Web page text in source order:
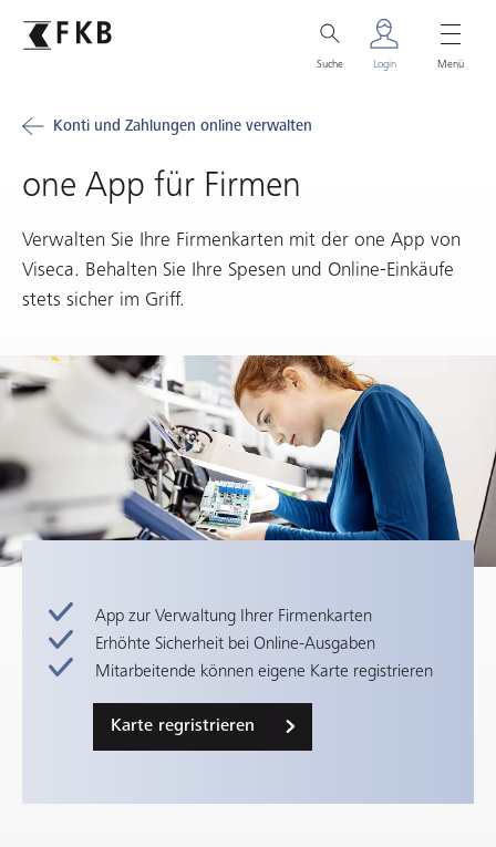
Suche Login Menü
Konti und Zahlungen online verwalten
one App für Firmen
Verwalten Sie Ihre Firmenkarten mit der one App von
Viseca. Behalten Sie Ihre Spesen und Online-Einkäufe
stets sicher im Griff.
App zur Verwaltung Ihrer Firmenkarten
Erhöhte Sicherheit bei Online-Ausgaben
Mitarbeitende können eigene Karte registrieren
Karte regristrieren